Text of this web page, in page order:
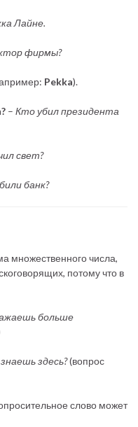
Лайне.
фирмы?
Pekka).
– Кто убил президента
свет?
банк?
множественного числа,
потому что в
больше
здесь?(вопрос
слово может